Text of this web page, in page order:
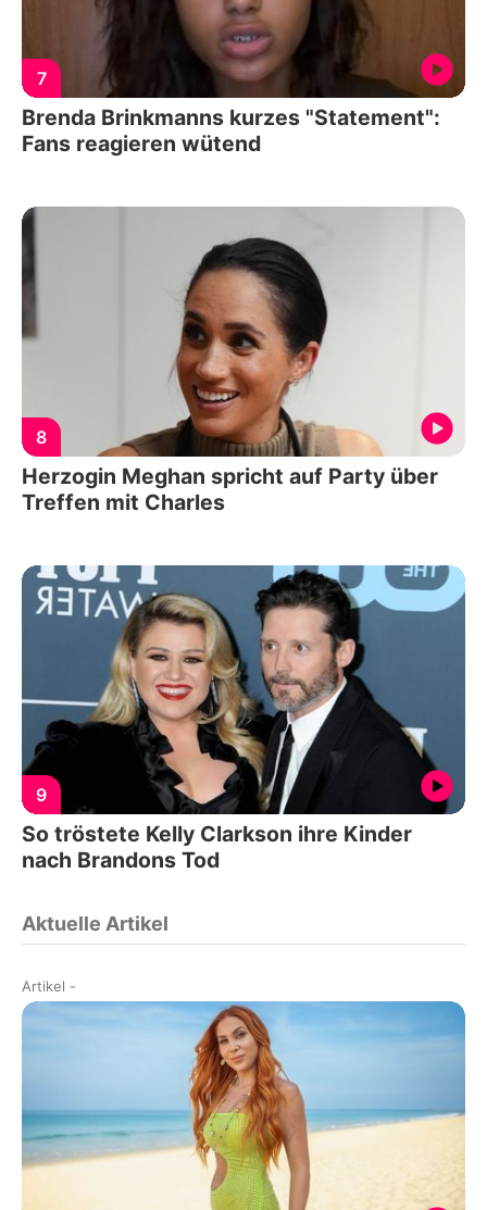
7
Brenda Brinkmanns kurzes "Statement":
Fans reagieren wütend
8
Herzogin Meghan spricht auf Party über
Treffen mit Charles
9
So tröstete Kelly Clarkson ihre Kinder
nach Brandons Tod
Aktuelle Artikel
Artikel -